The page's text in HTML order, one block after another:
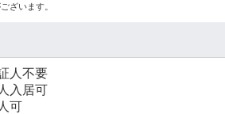
ざいます。
人不要
入居可
可